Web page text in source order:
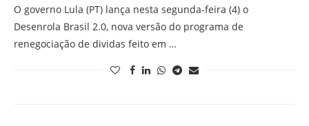
O governo Lula (PT) lança nesta segunda-feira (4) o
Desenrola Brasil 2.0, nova versão do programa de
renegociação de dividas feito em …